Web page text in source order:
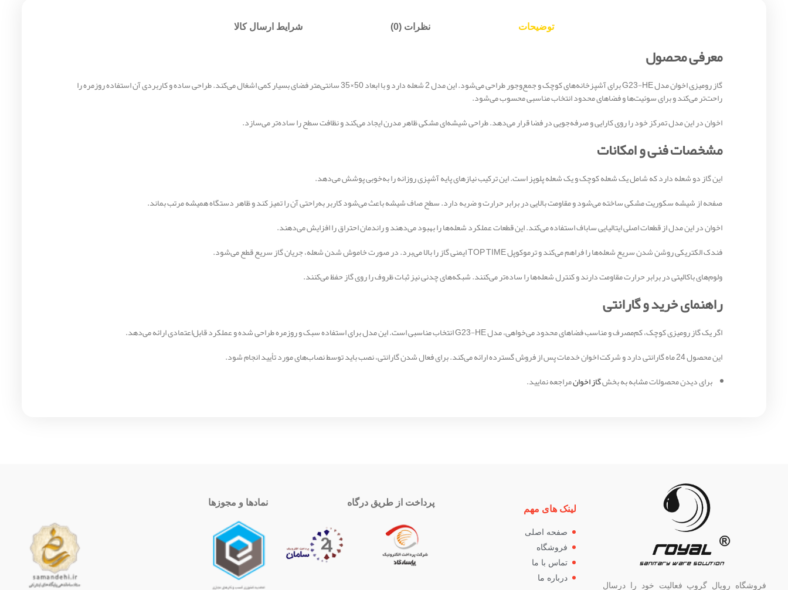
توضیحات نظرات (0) شرایط ارسال کالا
معرفی محصول
گاز رومیزی اخوان مدل G23-HE برای آشپزخانه‌های کوچک و جمع‌وجور طراحی می‌شود. این مدل 2 شعله دارد و با ابعاد 50×35 سانتی‌متر فضای بسیار کمی اشغال می‌کند. طراحی ساده و کاربردی آن استفاده روزمره را
راحت‌تر می‌کند و برای سوئیت‌ها و فضاهای محدود انتخاب مناسبی محسوب می‌شود.
اخوان در این مدل تمرکز خود را روی کارایی و صرفه‌جویی در فضا قرار می‌دهد. طراحی شیشه‌ای مشکی ظاهر مدرن ایجاد می‌کند و نظافت سطح را ساده‌تر می‌سازد.
مشخصات فنی و امکانات
این گاز دو شعله دارد که شامل یک شعله کوچک و یک شعله پلوپز است. این ترکیب نیازهای پایه آشپزی روزانه را به‌خوبی پوشش می‌دهد.
صفحه از شیشه سکوریت مشکی ساخته می‌شود و مقاومت بالایی در برابر حرارت و ضربه دارد. سطح صاف شیشه باعث می‌شود کاربر به‌راحتی آن را تمیز کند و ظاهر دستگاه همیشه مرتب بماند.
اخوان در این مدل از قطعات اصلی ایتالیایی ساباف استفاده می‌کند. این قطعات عملکرد شعله‌ها را بهبود می‌دهند و راندمان احتراق را افزایش می‌دهند.
فندک الکتریکی روشن شدن سریع شعله‌ها را فراهم می‌کند و ترموکوپل TOP TIME ایمنی گاز را بالا می‌برد. در صورت خاموش شدن شعله، جریان گاز سریع قطع می‌شود.
ولوم‌های باکالیتی در برابر حرارت مقاومت دارند و کنترل شعله‌ها را ساده‌تر می‌کنند. شبکه‌های چدنی نیز ثبات ظروف را روی گاز حفظ می‌کنند.
راهنمای خرید و گارانتی
اگر یک گاز رومیزی کوچک، کم‌مصرف و مناسب فضاهای محدود می‌خواهی، مدل G23-HE انتخاب مناسبی است. این مدل برای استفاده سبک و روزمره طراحی شده و عملکرد قابل‌اعتمادی ارائه می‌دهد.
این محصول 24 ماه گارانتی دارد و شرکت اخوان خدمات پس از فروش گسترده ارائه می‌کند. برای فعال شدن گارانتی، نصب باید توسط نصاب‌های مورد تأیید انجام شود.
برای دیدن محصولات مشابه به بخشگاز اخوانمراجعه نمایید.
فروشگاه رویال گروپ فعالیت خود را درسال
لینک های مهم
صفحه اصلی
فروشگاه
تماس با ما
درباره ما
پرداخت از طریق درگاه نمادها و مجوزها